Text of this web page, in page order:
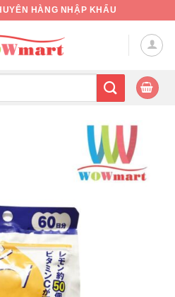
HÀNG NHẬP KHẨU